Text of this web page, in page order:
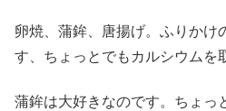
卵焼、蒲鉾、唐揚げ。ふりかけ
す、ちょっとでもカルシウムを
蒲鉾は大好きなのです。ちょっ